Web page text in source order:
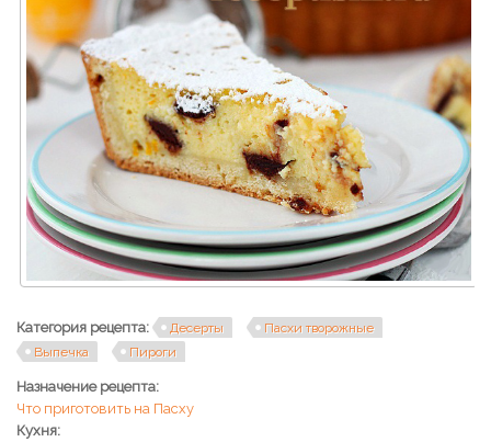
Категория рецепта: Десерты
Пасхи творожные
Выпечка
Пироги
Назначение рецепта:
Что приготовить на Пасху
Кухня: